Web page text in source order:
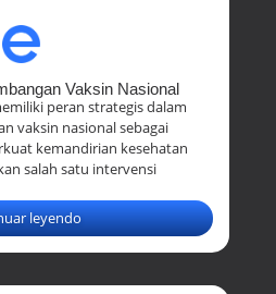
Vaksin Nasional
peran strategis dalam
vaksin nasional sebagai
kemandirian kesehatan
salah satu intervensi
leyendo